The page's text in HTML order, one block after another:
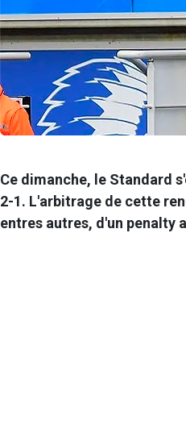
Ce dimanche, le Standard
2-1. L'arbitrage de cette
entres autres, d'un penalty